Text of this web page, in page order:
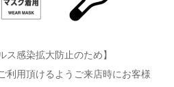
ス感染拡大防止のため】
利用頂けるようご来店時にお客様